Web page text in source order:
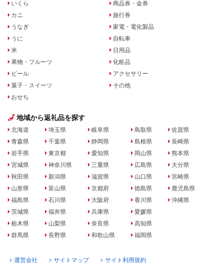
いくら
カニ
うなぎ
うに
米
果物・フルーツ
ビール
菓子・スイーツ
おせち
商品券・金券
旅行券
家電・電化製品
自転車
日用品
化粧品
アクセサリー
その他
地域から返礼品を探す
北海道
青森県
岩手県
宮城県
秋田県
山形県
福島県
茨城県
栃木県
群馬県
埼玉県
千葉県
東京都
神奈川県
新潟県
富山県
石川県
福井県
山梨県
長野県
岐阜県
静岡県
愛知県
三重県
滋賀県
京都府
大阪府
兵庫県
奈良県
和歌山県
鳥取県
島根県
岡山県
広島県
山口県
徳島県
香川県
愛媛県
高知県
福岡県
佐賀県
長崎県
熊本県
大分県
宮崎県
鹿児島県
沖縄県
運営会社 サイトマップ サイト利用規約